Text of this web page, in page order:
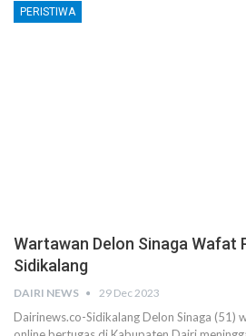
PERISTIWA
Wartawan Delon Sinaga Wafat
Sidikalang
DAIRI NEWS 29 Dec 2023
Dairinews.co-Sidikalang Delon Sinaga (51)